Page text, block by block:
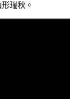
形瑞秋。